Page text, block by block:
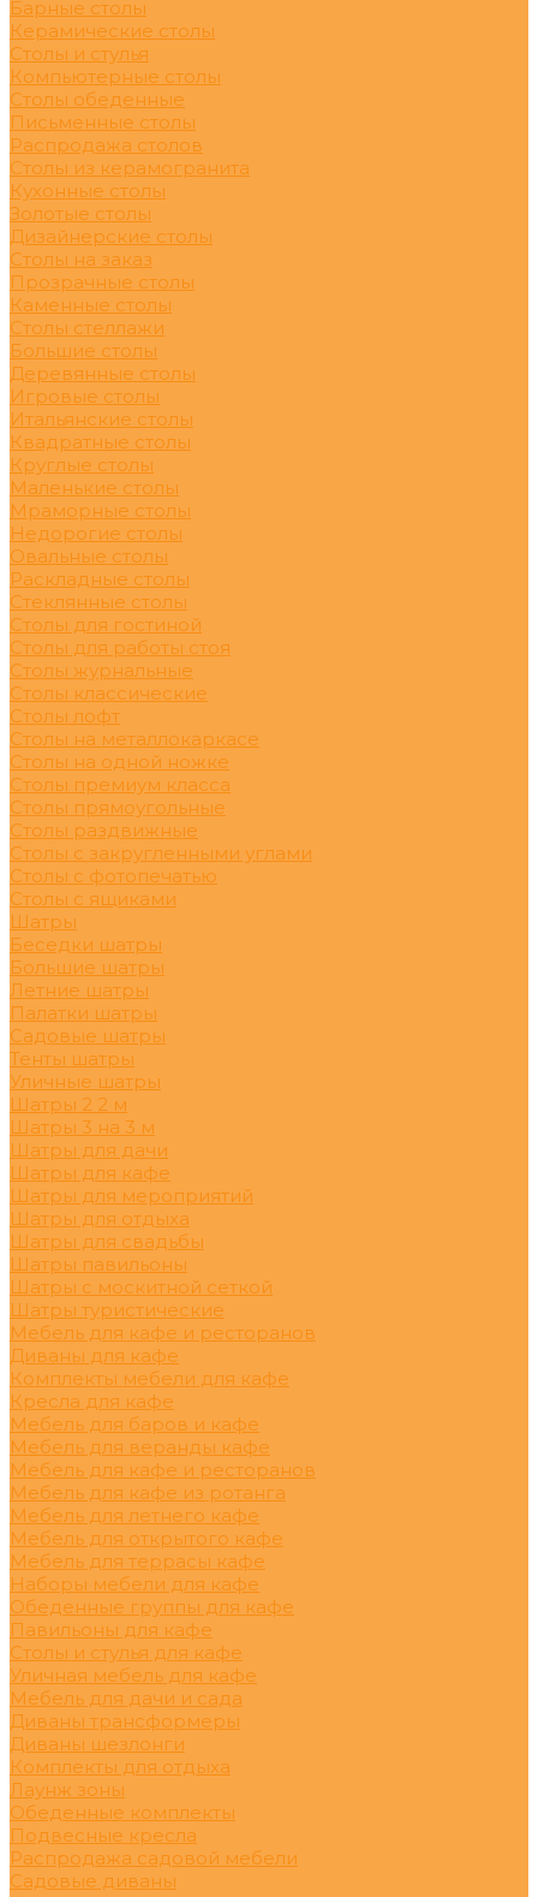
Барные столы
Керамические столы
Столы и стулья
Компьютерные столы
Столы обеденные
Письменные столы
Распродажа столов
Столы из керамогранита
Кухонные столы
Золотые столы
Дизайнерские столы
Столы на заказ
Прозрачные столы
Каменные столы
Столы стеллажи
Большие столы
Деревянные столы
Игровые столы
Итальянские столы
Квадратные столы
Круглые столы
Маленькие столы
Мраморные столы
Недорогие столы
Овальные столы
Раскладные столы
Стеклянные столы
Столы для гостиной
Столы для работы стоя
Столы журнальные
Столы классические
Столы лофт
Столы на металлокаркасе
Столы на одной ножке
Столы премиум класса
Столы прямоугольные
Столы раздвижные
Столы с закругленными углами
Столы с фотопечатью
Столы с ящиками
Шатры
Беседки шатры
Большие шатры
Летние шатры
Палатки шатры
Садовые шатры
Тенты шатры
Уличные шатры
Шатры 2 2 м
Шатры 3 на 3 м
Шатры для дачи
Шатры для кафе
Шатры для мероприятий
Шатры для отдыха
Шатры для свадьбы
Шатры павильоны
Шатры с москитной сеткой
Шатры туристические
Мебель для кафе и ресторанов
Диваны для кафе
Комплекты мебели для кафе
Кресла для кафе
Мебель для баров и кафе
Мебель для веранды кафе
Мебель для кафе и ресторанов
Мебель для кафе из ротанга
Мебель для летнего кафе
Мебель для открытого кафе
Мебель для террасы кафе
Наборы мебели для кафе
Обеденные группы для кафе
Павильоны для кафе
Столы и стулья для кафе
Уличная мебель для кафе
Мебель для дачи и сада
Диваны трансформеры
Диваны шезлонги
Комплекты для отдыха
Лаунж зоны
Обеденные комплекты
Подвесные кресла
Распродажа садовой мебели
Садовые диваны